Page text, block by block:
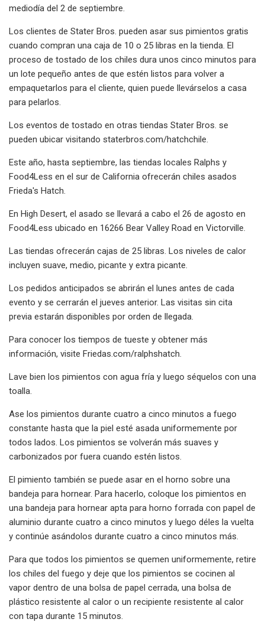
mediodía del 2 de septiembre.
Los clientes de Stater Bros. pueden asar sus pimientos gratis
cuando compran una caja de 10 o 25 libras en la tienda. El
proceso de tostado de los chiles dura unos cinco minutos para
un lote pequeño antes de que estén listos para volver a
empaquetarlos para el cliente, quien puede llevárselos a casa
para pelarlos.
Los eventos de tostado en otras tiendas Stater Bros. se
pueden ubicar visitando staterbros.com/hatchchile.
Este año, hasta septiembre, las tiendas locales Ralphs y
Food4Less en el sur de California ofrecerán chiles asados ​​
Frieda's Hatch.
En High Desert, el asado se llevará a cabo el 26 de agosto en
Food4Less ubicado en 16266 Bear Valley Road en Victorville.
Las tiendas ofrecerán cajas de 25 libras. Los niveles de calor
incluyen suave, medio, picante y extra picante.
Los pedidos anticipados se abrirán el lunes antes de cada
evento y se cerrarán el jueves anterior. Las visitas sin cita
previa estarán disponibles por orden de llegada.
Para conocer los tiempos de tueste y obtener más
información, visite Friedas.com/ralphshatch.
Lave bien los pimientos con agua fría y luego séquelos con una
toalla.
Ase los pimientos durante cuatro a cinco minutos a fuego
constante hasta que la piel esté asada uniformemente por
todos lados. Los pimientos se volverán más suaves y
carbonizados por fuera cuando estén listos.
El pimiento también se puede asar en el horno sobre una
bandeja para hornear. Para hacerlo, coloque los pimientos en
una bandeja para hornear apta para horno forrada con papel de
aluminio durante cuatro a cinco minutos y luego déles la vuelta
y continúe asándolos durante cuatro a cinco minutos más.
Para que todos los pimientos se quemen uniformemente, retire
los chiles del fuego y deje que los pimientos se cocinen al
vapor dentro de una bolsa de papel cerrada, una bolsa de
plástico resistente al calor o un recipiente resistente al calor
con tapa durante 15 minutos.